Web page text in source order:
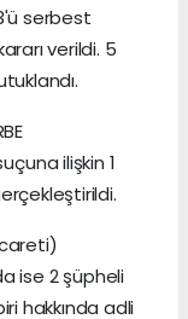
serbest
verildi. 5
ilişkin 1
ise 2 şüpheli
hakkında adli